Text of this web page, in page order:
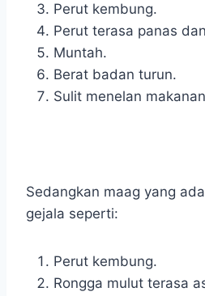
Perut kembung.
Perut terasa panas
Muntah.
Berat badan turun.
Sulit menelan
Sedangkan maag yang
gejala seperti:
Perut kembung.
Rongga mulut terasa